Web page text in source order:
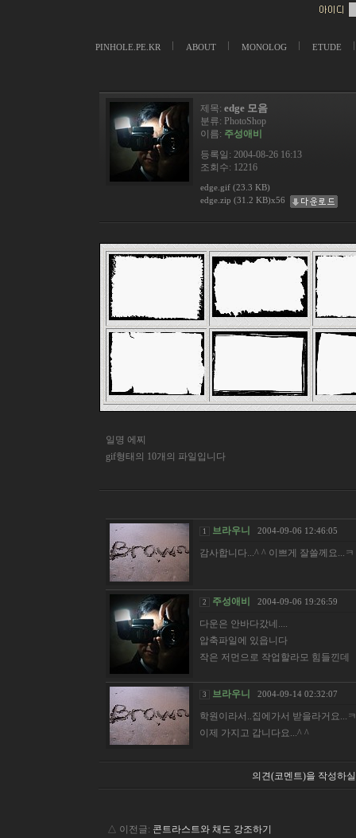
PINHOLE.PE.KR ABOUT MONOLOG ETUDE
제목: edge 모음
분류: PhotoShop
이름: 주성애비
등록일: 2004-08-26 16:13
조회수: 12216
edge.gif (23.3 KB)
edge.zip (31.2 KB)x56
일명 에찌
gif형태의 10개의 파일입니다
1 브라우니 2004-09-06 12:46:05
감사합니다...^ ^ 이쁘게 잘쓸께요...
2 주성애비 2004-09-06 19:26:59
다운은 안바다갔네....
압축파일에 있읍니다
작은 저먼으로 작업할라모 힘들낀데
3 브라우니 2004-09-14 02:32:07
학원이라서..집에가서 받을라거요...
이제 가지고 갑니다요...^ ^
의견(코멘트)을 작성하
△ 이전글: 콘트라스트와 채도 강조하기